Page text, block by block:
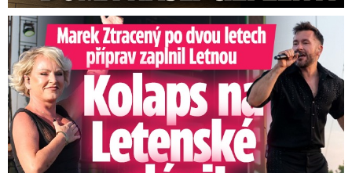
Marek Ztracený na Letné: Pártlová stopla koncert